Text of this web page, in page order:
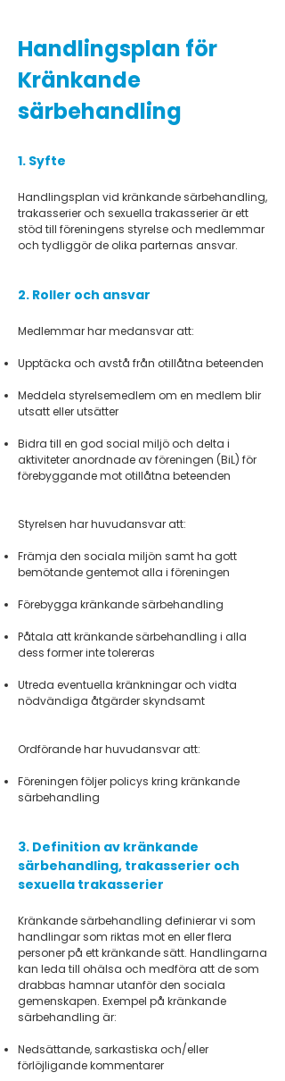
Handlingsplan för
Kränkande
särbehandling
1. Syfte
Handlingsplan vid kränkande särbehandling,
trakasserier och sexuella trakasserier är ett
stöd till föreningens styrelse och medlemmar
och tydliggör de olika parternas ansvar.
2. Roller och ansvar
Medlemmar har medansvar att:
Upptäcka och avstå från otillåtna beteenden
Meddela styrelsemedlem om en medlem blir
utsatt eller utsätter
Bidra till en god social miljö och delta i
aktiviteter anordnade av föreningen (BiL) för
förebyggande mot otillåtna beteenden
Styrelsen har huvudansvar att:
Främja den sociala miljön samt ha gott
bemötande gentemot alla i föreningen
Förebygga kränkande särbehandling
Påtala att kränkande särbehandling i alla
dess former inte tolereras
Utreda eventuella kränkningar och vidta
nödvändiga åtgärder skyndsamt
Ordförande har huvudansvar att:
Föreningen följer policys kring kränkande
särbehandling
3. Definition av kränkande
särbehandling, trakasserier och
sexuella trakasserier
Kränkande särbehandling definierar vi som
handlingar som riktas mot en eller flera
personer på ett kränkande sätt. Handlingarna
kan leda till ohälsa och medföra att de som
drabbas hamnar utanför den sociala
gemenskapen. Exempel på kränkande
särbehandling är:
Nedsättande, sarkastiska och/eller
förlöjligande kommentarer